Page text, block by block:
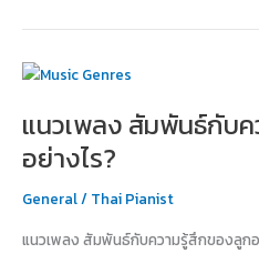
แนวเพลง สัมพันธ์กับ
อย่างไร?
General/ Thai Pianist
แนวเพลง สัมพันธ์กับความรู้สึกของลูก
แนว
สัมพันธ์
ความ
รู้สึก
ลูก